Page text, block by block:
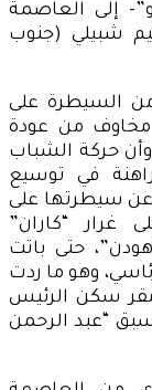
إلى العاصمة
شبيلي (جنوب
السيطرة على
مخاوف من عودة
وأن حركة الشباب
في توسيع
عن سيطرتها على
غرار “كاران”
حتى باتت
وهو ما ردت
مقر سكن الرئيس
“عبد الرحمن